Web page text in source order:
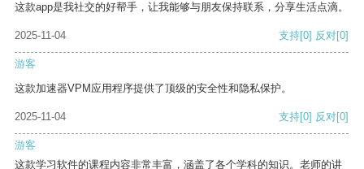
这款app是我社交的好帮手，让我能够与朋友保持联系，分享生活点滴。
2025-11-04 支持[0] 反对[0]
游客
这款加速器VPM应用程序提供了顶级的安全性和隐私保护。
2025-11-04 支持[0] 反对[0]
游客
这款学习软件的课程内容非常丰富，涵盖了各个学科的知识。老师的讲